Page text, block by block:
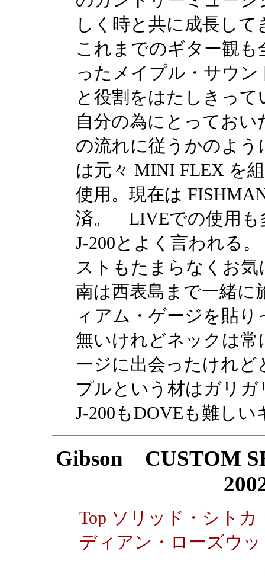
しく時と共に成長し
これまでのギター観
ったメイプル・サウ
と役割をはたしきっ
自分の為にとってお
の流れに従うかのよ
は元々 MINI FLEX を
使用。現在は
済。 LIVEでの使用も
J-200とよく言われる
ストもたまらなくお
南は西表島まで一緒
ィアム・ゲージを貼
無いけれどネックは常
ージに出会ったけれ
プルという材はガリ
J-200もDOVEも難し
Gibson CUSTOM
Top ソリッド・シト
ディアン・ローズウ